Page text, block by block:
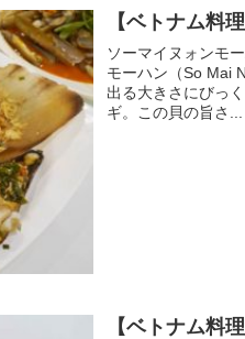
【ベトナム料
ソーマイヌォンモ
モーハン（So Mai
出る大きさにびっ
ギ。この貝の旨さ...
【ベトナム料